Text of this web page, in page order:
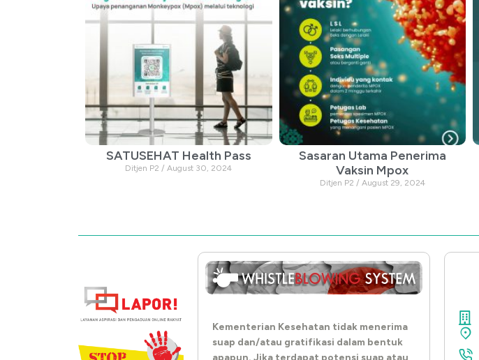
SATUSEHAT Health Pass
Ditjen P2 August 30, 2024
Sasaran Utama Penerima
Vaksin Mpox
Ditjen P2 August 29, 2024
Kementerian Kesehatan tidak menerima
suap dan/atau gratifikasi dalam bentuk
apapun. Jika terdapat potensi suap atau